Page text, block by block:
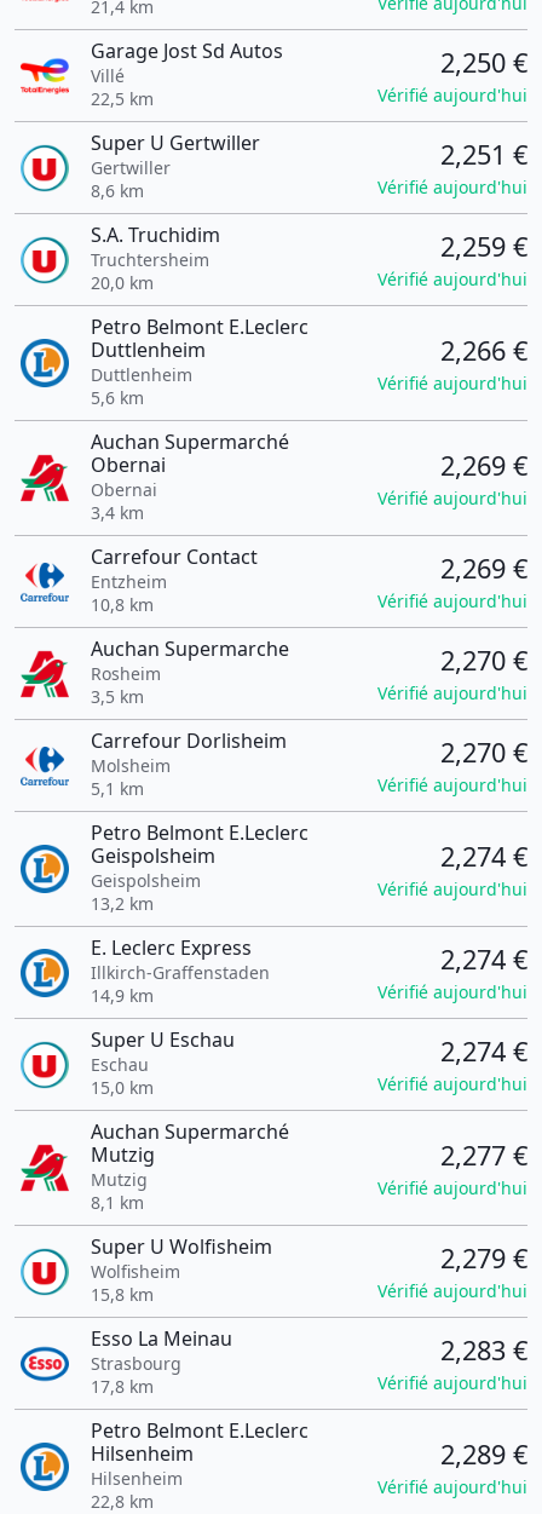
21,4 km
Garage Jost Sd Autos
Villé
22,5 km
2,250 €
Vérifié aujourd'hui
Super U Gertwiller
Gertwiller
8,6 km
2,251 €
Vérifié aujourd'hui
S.A. Truchidim
Truchtersheim
20,0 km
2,259 €
Vérifié aujourd'hui
Petro Belmont E.Leclerc
Duttlenheim
Duttlenheim
5,6 km
2,266 €
Vérifié aujourd'hui
Auchan Supermarché
Obernai
Obernai
3,4 km
2,269 €
Vérifié aujourd'hui
Carrefour Contact
Entzheim
10,8 km
2,269 €
Vérifié aujourd'hui
Auchan Supermarche
Rosheim
3,5 km
2,270 €
Vérifié aujourd'hui
Carrefour Dorlisheim
Molsheim
5,1 km
2,270 €
Vérifié aujourd'hui
Petro Belmont E.Leclerc
Geispolsheim
Geispolsheim
13,2 km
2,274 €
Vérifié aujourd'hui
E. Leclerc Express
Illkirch-Graffenstaden
14,9 km
2,274 €
Vérifié aujourd'hui
Super U Eschau
Eschau
15,0 km
2,274 €
Vérifié aujourd'hui
Auchan Supermarché
Mutzig
Mutzig
8,1 km
2,277 €
Vérifié aujourd'hui
Super U Wolfisheim
Wolfisheim
15,8 km
2,279 €
Vérifié aujourd'hui
Esso La Meinau
Strasbourg
17,8 km
2,283 €
Vérifié aujourd'hui
Petro Belmont E.Leclerc
Hilsenheim
Hilsenheim
22,8 km
2,289 €
Vérifié aujourd'hui